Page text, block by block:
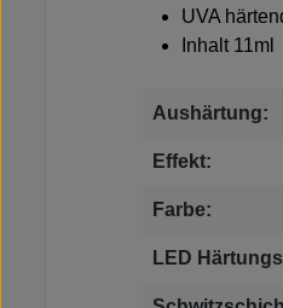
UVA
Inhalt 11ml
Aushärtung:
Effekt:
Farbe:
LED